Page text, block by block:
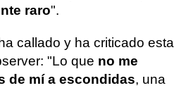
raro".
callado y ha criticado esta
"Lo que no me
de mí a escondidas, una